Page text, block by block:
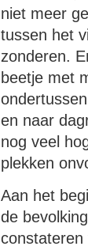
niet meer
tussen het
zonderen.
beetje met
en naar
nog veel
plekken
Aan het
de